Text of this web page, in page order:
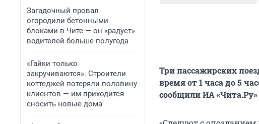
Загадочный провал
огородили бетонными
блоками в Чите — он «радует»
водителей больше полугода
«Гайки только
закручиваются». Строители
коттеджей потеряли половину
клиентов — им приходится
сносить новые дома
Три пассажирских
время от 1 часа до 5
сообщили ИА